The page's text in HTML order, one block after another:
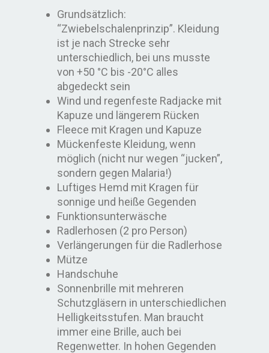
Grundsätzlich:
“Zwiebelschalenprinzip”. Kleidung
ist je nach Strecke sehr
unterschiedlich, bei uns musste
von +50 °C bis -20°C alles
abgedeckt sein
Wind und regenfeste Radjacke mit
Kapuze und längerem Rücken
Fleece mit Kragen und Kapuze
Mückenfeste Kleidung, wenn
möglich (nicht nur wegen “jucken”,
sondern gegen Malaria!)
Luftiges Hemd mit Kragen für
sonnige und heiße Gegenden
Funktionsunterwäsche
Radlerhosen (2 pro Person)
Verlängerungen für die Radlerhose
Mütze
Handschuhe
Sonnenbrille mit mehreren
Schutzgläsern in unterschiedlichen
Helligkeitsstufen. Man braucht
immer eine Brille, auch bei
Regenwetter. In hohen Gegenden